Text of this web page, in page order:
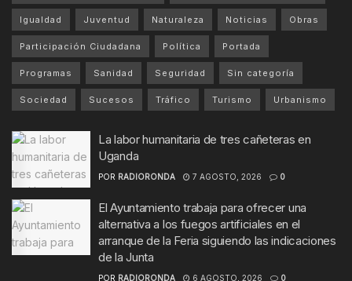
Igualdad Juventud Naturaleza Noticias Obras
Participación Ciudadana Política Portada
Programas Sanidad Seguridad Sin categoría
Sociedad Sucesos Tráfico Turismo Urbanismo
La labor humanitaria de tres cañeteras en
Uganda
POR RADIORONDA 7 AGOSTO, 2026 0
El Ayuntamiento trabaja para ofrecer una
alternativa a los fuegos artificiales en el
arranque de la Feria siguiendo las indicaciones
de la Junta
POR RADIORONDA 6 AGOSTO, 2026 0